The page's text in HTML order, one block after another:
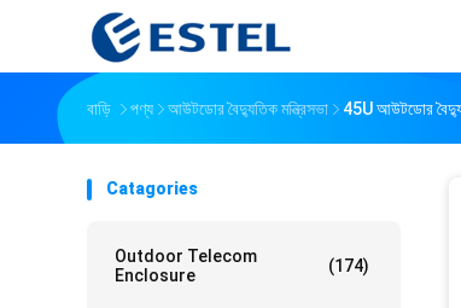
বাড়ি পণ্য আউটডোর বৈদ্যুতিক মন্ত্রিসভা 45U আউটডোর
Catagories
Outdoor Telecom
Enclosure
(174)